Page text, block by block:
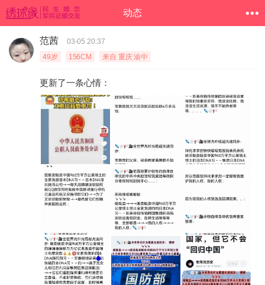
动态
范茜
03-05 20:37
49岁
156CM 来自 重庆 渝中
更新了一条心情：